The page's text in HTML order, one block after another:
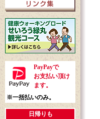
PayPayで
お支払い頂け
ます。
※一括払いのみ。
日帰りも